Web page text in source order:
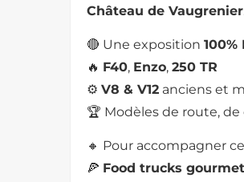
Château de Vaugrenier
🔴 Une exposition 100%
🔥 F40, Enzo, 250 TR
⚙️ V8 & V12 anciens et
🏆 Modèles de route,
🔸 Pour accompagner
🍕 Food trucks